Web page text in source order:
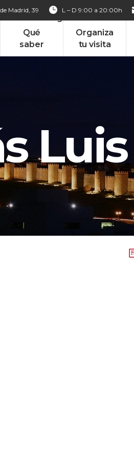
Madrid, 39 L – D 9:00 a 20:00h
Qué
saber
Organiza
tu visita
Organiza tu visita